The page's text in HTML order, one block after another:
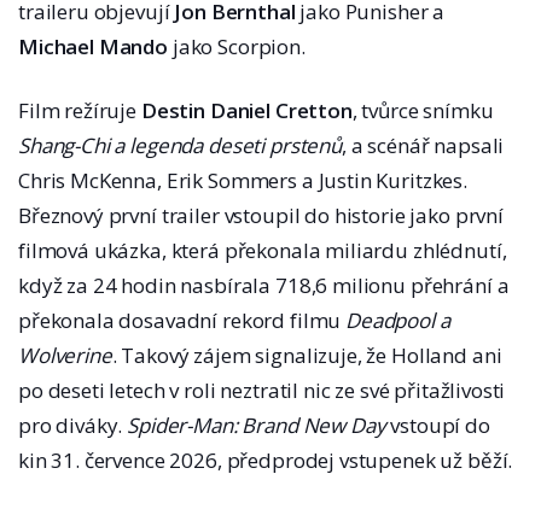
traileru objevují Jon Bernthal jako Punisher a
Michael Mando jako Scorpion.
Film režíruje Destin Daniel Cretton, tvůrce snímku
Shang-Chi a legenda deseti prstenů, a scénář napsali
Chris McKenna, Erik Sommers a Justin Kuritzkes.
Březnový první trailer vstoupil do historie jako první
filmová ukázka, která překonala miliardu zhlédnutí,
když za 24 hodin nasbírala 718,6 milionu přehrání a
překonala dosavadní rekord filmu Deadpool a
Wolverine. Takový zájem signalizuje, že Holland ani
po deseti letech v roli neztratil nic ze své přitažlivosti
pro diváky. Spider-Man: Brand New Dayvstoupí do
kin 31. července 2026, předprodej vstupenek už běží.